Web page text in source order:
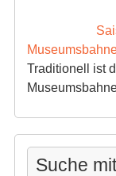
Traditionell ist
Suche